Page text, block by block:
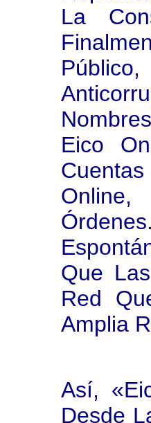
La
Eico
Que
Red
Amplia
Así,
Desde